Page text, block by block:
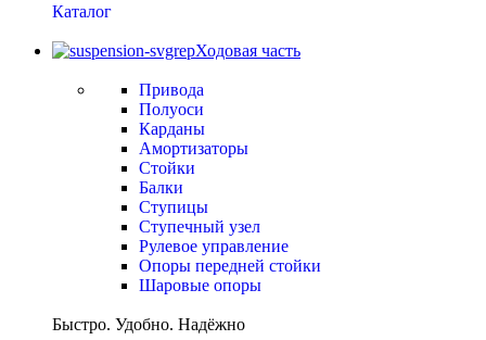
Каталог
Ходовая часть
Привода
Полуоси
Карданы
Амортизаторы
Стойки
Балки
Ступицы
Ступечный узел
Рулевое управление
Опоры передней стойки
Шаровые опоры
Быстро. Удобно. Надёжно